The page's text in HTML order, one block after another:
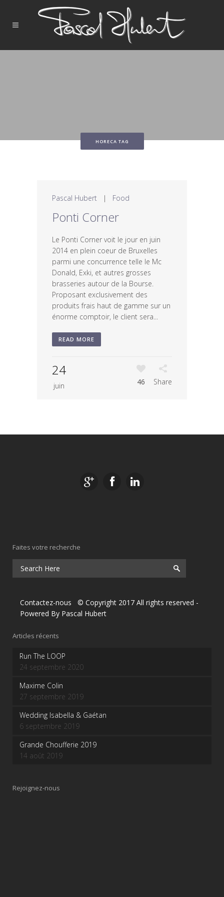
HORECA TAG
Pascal Hubert | Food
Ponti Corner
Le Ponti Corner voit le jour en juin
2014 en plein coeur de Bruxelles
parmi une concurrence telle le Mc
Donald, Exki, et autres grosses
brasseries autour de la Bourse.
Proposant exclusivement des
produits frais haut de gamme sur un
énorme comptoir, le client sera...
READ MORE
24
juin 46 Share
Faites votre recherche
Contactez-nous © Copyright 2017 All rights reserved -
Powered By Pascal Hubert
Articles récents
Run The LOOP
24 septembre 2020
Maxime Colin
27 septembre 2019
Wedding Isabella & Gaétan
6 septembre 2019
Grande Choufferie 2019
14 août 2019
Rejoignez-nous